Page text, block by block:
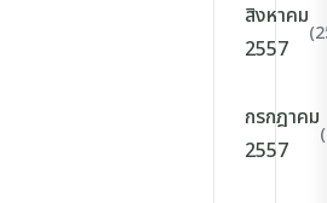
สิงหาคม
2557
กรกฎาคม
2557